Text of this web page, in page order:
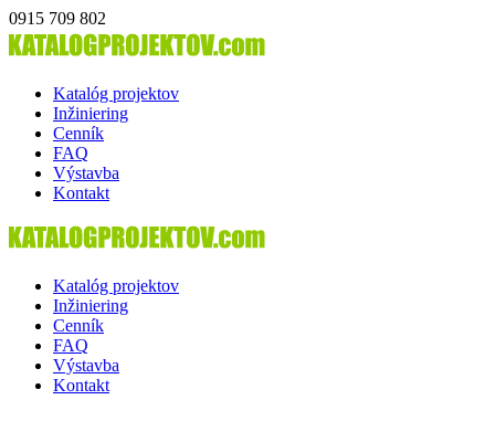
0915 709 802
Katalóg projektov
Inžiniering
Cenník
FAQ
Výstavba
Kontakt
Katalóg projektov
Inžiniering
Cenník
FAQ
Výstavba
Kontakt